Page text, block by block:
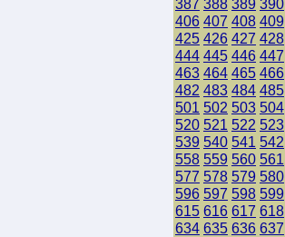
387 388 389 390
406 407 408 409
425 426 427 428
444 445 446 447
463 464 465 466
482 483 484 485
501 502 503 504
520 521 522 523
539 540 541 542
558 559 560 561
577 578 579 580
596 597 598 599
615 616 617 618
634 635 636 637